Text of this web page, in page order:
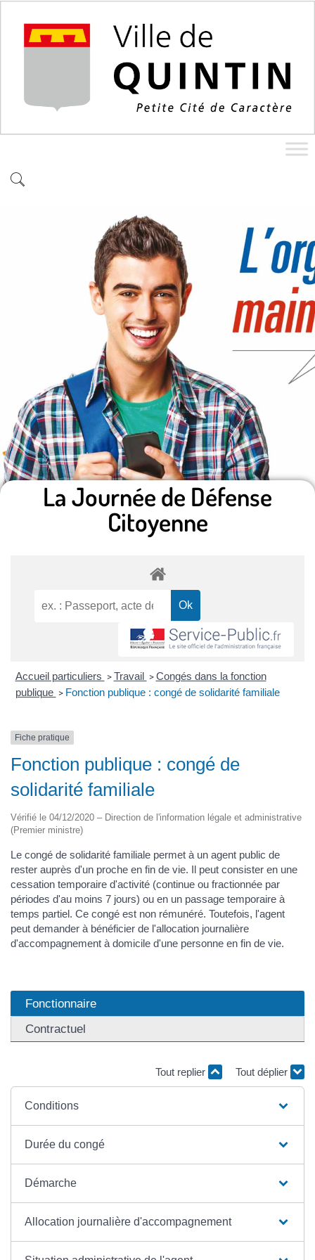
La Journée de Défense
Citoyenne
Accueil particuliers > Travail > Congés dans la fonction
publique > Fonction publique : congé de solidarité familiale
Fiche pratique
Fonction publique : congé de
solidarité familiale
Vérifié le 04/12/2020 – Direction de l'information légale et administrative
(Premier ministre)
Le congé de solidarité familiale permet à un agent public de
rester auprès d'un proche en fin de vie. Il peut consister en une
cessation temporaire d'activité (continue ou fractionnée par
périodes d'au moins 7 jours) ou en un passage temporaire à
temps partiel. Ce congé est non rémunéré. Toutefois, l'agent
peut demander à bénéficier de l'allocation journalière
d'accompagnement à domicile d'une personne en fin de vie.
Fonctionnaire
Contractuel
Tout replier Tout déplier
Conditions
Durée du congé
Démarche
Allocation journalière d'accompagnement